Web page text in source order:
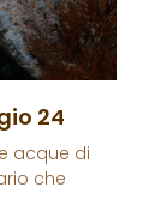
24
acque di
che